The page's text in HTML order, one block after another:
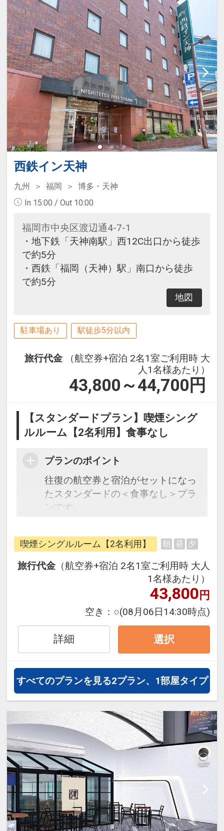
西鉄イン天神
九州 福岡
博多・天神
In 15:00 / Out 10:00
福岡市中央区渡辺通4-7-1
・地下鉄「天神南駅」西12C出口から徒歩
で約5分
・西鉄「福岡（天神）駅」南口から徒歩
で約5分
地図
駐車場あり 駅徒歩5分以内
旅行代金
（航空券+宿泊 2名1室ご利用時 大
人1名様あたり）
43,800～44,700 円
【スタンダードプラン】喫煙シング
ルルーム【2名利用】食事なし
プランのポイント
往復の航空券と宿泊がセットになっ
たスタンダードの＜食事なし＞プラ
ンです。
できるダイナミックパッケージだか
ら、一都市滞在はもちろん周遊旅行
にも最適！
旅行期間中の1泊だけの宿泊や延
泊・飛び泊なども自由自在です。
JALマイレージ会員の方にはフライ
トマイルが50%貯まります。
喫煙シングルルーム【2名利用】 朝 昼 夕
旅行代金 （航空券+宿泊 2名1室ご利用時 大人
1名様あたり）
43,800円
空き： ○(08月06日14:30時点)
詳細 選択
すべてのプランを見る2プラン、1部屋タイプ